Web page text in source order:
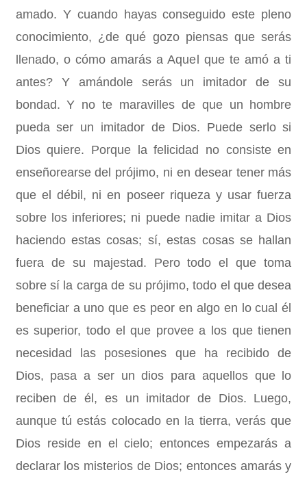
amado. Y cuando hayas conseguido este pleno
conocimiento, ¿de qué gozo piensas que serás
llenado, o cómo amarás a Aquel que te amó a ti
antes? Y amándole serás un imitador de su
bondad. Y no te maravilles de que un hombre
pueda ser un imitador de Dios. Puede serlo si
Dios quiere. Porque la felicidad no consiste en
enseñorearse del prójimo, ni en desear tener más
que el débil, ni en poseer riqueza y usar fuerza
sobre los inferiores; ni puede nadie imitar a Dios
haciendo estas cosas; sí, estas cosas se hallan
fuera de su majestad. Pero todo el que toma
sobre sí la carga de su prójimo, todo el que desea
beneficiar a uno que es peor en algo en lo cual él
es superior, todo el que provee a los que tienen
necesidad las posesiones que ha recibido de
Dios, pasa a ser un dios para aquellos que lo
reciben de él, es un imitador de Dios. Luego,
aunque tú estás colocado en la tierra, verás que
Dios reside en el cielo; entonces empezarás a
declarar los misterios de Dios; entonces amarás y